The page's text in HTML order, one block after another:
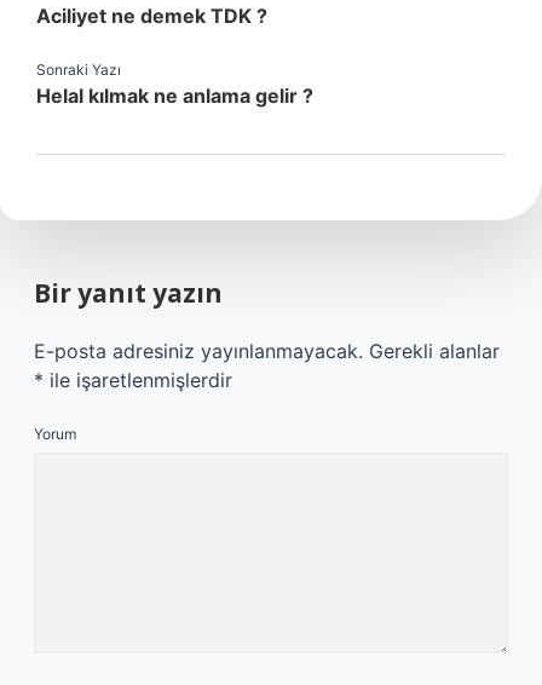
Aciliyet ne demek TDK ?
Sonraki Yazı
Helal kılmak ne anlama gelir ?
Bir yanıt yazın
E-posta adresiniz yayınlanmayacak. Gerekli alanlar
* ile işaretlenmişlerdir
Yorum